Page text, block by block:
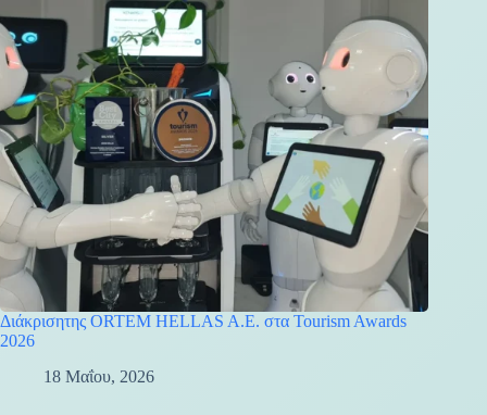
Διάκρισητης ORTEM HELLAS A.E. στα Tourism Awards
2026
18 Μαΐου, 2026